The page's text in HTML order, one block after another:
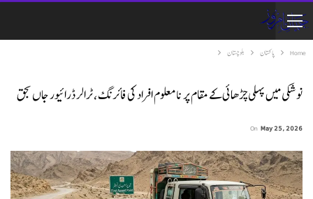
Home پاکستان بلوچستان
نوشکی میں پہلی چڑھائی کے مقام پر نامعلوم افراد کی فائرنگ، ٹرالر ڈرائیور جاں بحق
On May 25, 2026